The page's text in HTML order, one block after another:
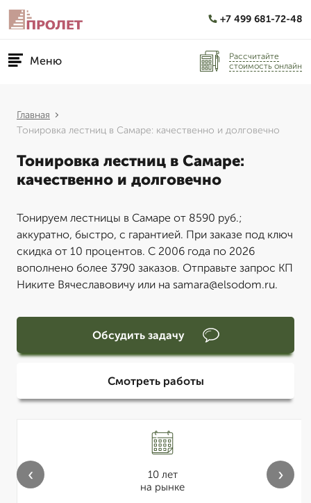
+7 499 681-72-48
Меню
Рассчитайте
стоимость онлайн
Главная
Тонировка лестниц в Самаре: качественно и долговечно
Тонировка лестниц в Самаре:
качественно и долговечно
Тонируем лестницы в Самаре от 8590 руб.;
аккуратно, быстро, с гарантией. При заказе под ключ
скидка от 10 процентов. С 2006 года по 2026
вополнено более 3790 заказов. Отправьте запрос КП
Никите Вячеславовичу или на samara@elsodom.ru.
Обсудить задачу
Смотреть работы
10 лет
на рынке
‹ ›